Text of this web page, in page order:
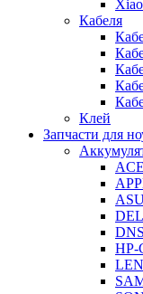
Кабеля
Клей
Запчасти для
HP-